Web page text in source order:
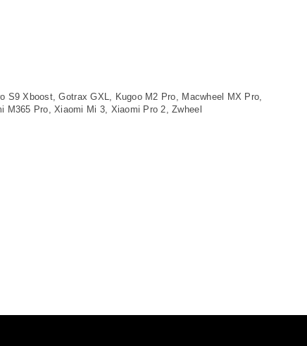
S9 Xboost, Gotrax GXL, Kugoo M2 Pro, Macwheel MX Pro,
M365 Pro, Xiaomi Mi 3, Xiaomi Pro 2, Zwheel